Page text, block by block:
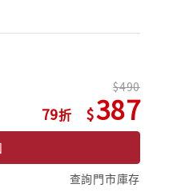
79
490
387
查詢門市庫存